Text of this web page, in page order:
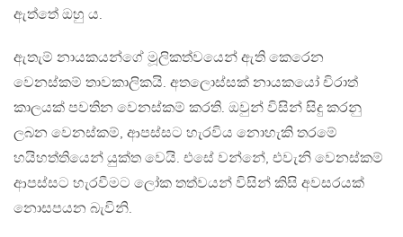
ඇත්තේ ඔහු ය.
ඇතැම් නායකයන්ගේ මූලිකත්වයෙන් ඇති කෙරෙන
වෙනස්කම් තාවකාලිකයි. අතලොස්සක් නායකයෝ චිරාත්
කාලයක් පවතින වෙනස්කම් කරති. ඔවුන් විසින් සිදු කරනු
ලබන වෙනස්කම්, ආපස්සට හැරවිය නොහැකි තරමේ
හයිහත්තියෙන් යුක්ත වෙයි. එසේ වන්නේ, එවැනි වෙනස්කම්
ආපස්සට හැරවීමට ලෝක තත්වයන් විසින් කිසි අවසරයක්
නොසපයන බැවිනි.